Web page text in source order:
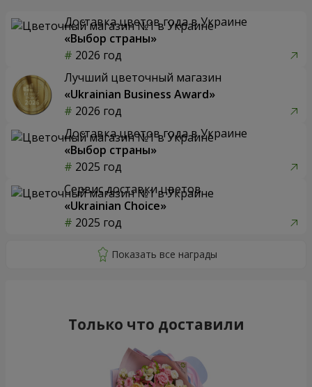
Доставка цветов года в Украине
«Выбор страны»
2026 год
Лучший цветочный магазин
«Ukrainian Business Award»
2026 год
Доставка цветов года в Украине
«Выбор страны»
2025 год
Сервис доставки цветов
«Ukrainian Choice»
2025 год
Только что доставили